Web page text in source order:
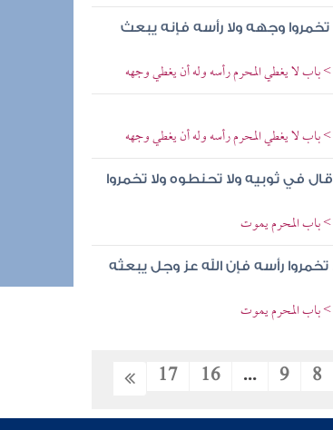
وجهه ولا رأسه فإنه يبعث
باب لا يغطي المحرم رأسه وله أن يغطي وجهه
باب لا يغطي المحرم رأسه وله أن يغطي وجهه
في ثوبيه ولا تحنطوه ولا تخمروا
> باب المحرم يموت
رأسه فإن الله عز وجل يبعثه
> باب المحرم يموت
8
9
...
16
17